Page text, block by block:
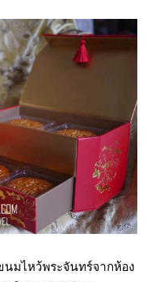
มไหว้พระจันทร์จากห้อง